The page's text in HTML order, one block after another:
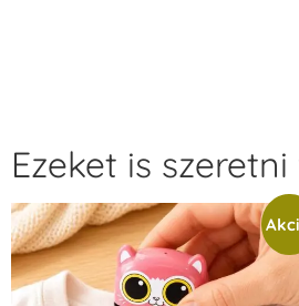
Ezeket is